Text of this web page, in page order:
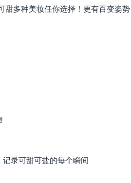
甜多种美妆任你选择！更有百变姿
录可甜可盐的每个瞬间